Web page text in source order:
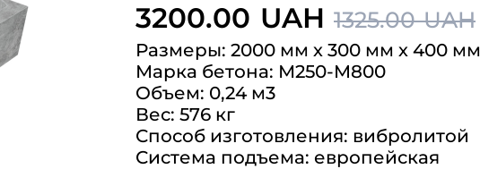
3200.00 UAH 1325.00 UAH
Размеры: 2000 мм х 300 мм х 400 мм
Марка бетона: М250-M800
Объем: 0,24 м3
Вес: 576 кг
Способ изготовления: вибролитой
Система подъема: европейская